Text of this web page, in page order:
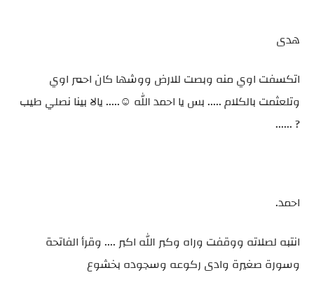
هدى
اتكسفت اوي منه وبصت للارض ووشها كان احمر اوي
وتلعثمت بالكلام ..... بس يا احمد الله ☺️..... يالا بينا نصلي طيب
? ......
احمد.
انتبه لصلاته ووقفت وراه وكبر الله اكبر .... وقرأ الفاتحة
وسورة صغيرة وادى ركوعه وسجوده بخشوع